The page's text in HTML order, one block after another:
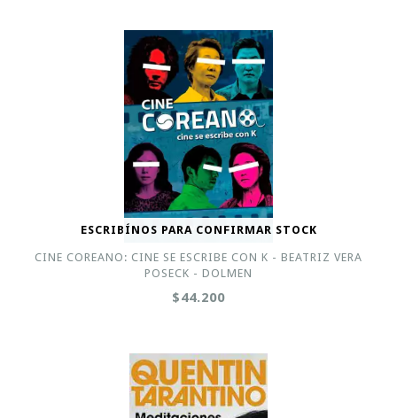
ESCRIBÍNOS PARA CONFIRMAR STOCK
CINE COREANO: CINE SE ESCRIBE CON K - BEATRIZ VERA
POSECK - DOLMEN
$44.200